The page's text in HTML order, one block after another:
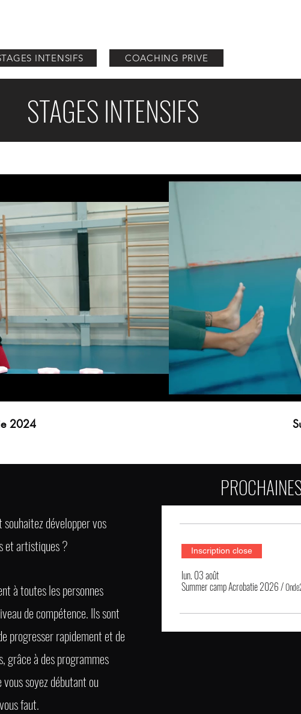
INTENSIFS COACHING PRIVE
STAGES INTENSIFS
2024
développer vos
et artistiques ?
à toutes les personnes
de compétence. Ils sont
progresser rapidement et de
grâce à des programmes
soyez débutant ou
faut.
Inscription close
lun. 03 août
Summer camp Acrobatie 2026/